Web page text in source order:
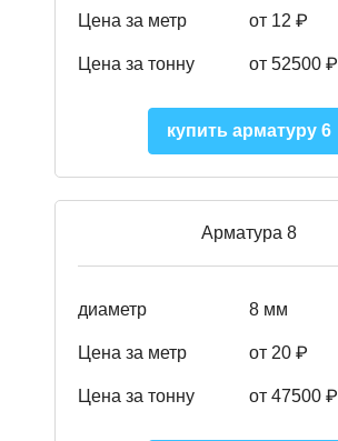
Цена за метр от 12 ₽
Цена за тонну от 52500 ₽
купить арматуру 6
Арматура 8
диаметр 8 мм
Цена за метр от 20 ₽
Цена за тонну от 47500 ₽